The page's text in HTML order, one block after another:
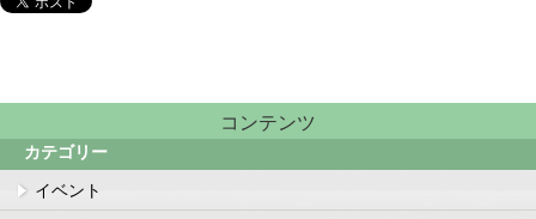
コンテンツ
カテゴリー
イベント